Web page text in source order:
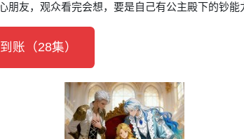
友，观众看完会想，要是自己有公主殿下的钞能
账（28集）